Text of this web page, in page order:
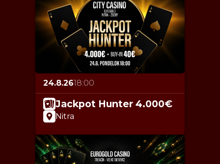
24.8.2618:00
Jackpot Hunter 4.000€
Nitra